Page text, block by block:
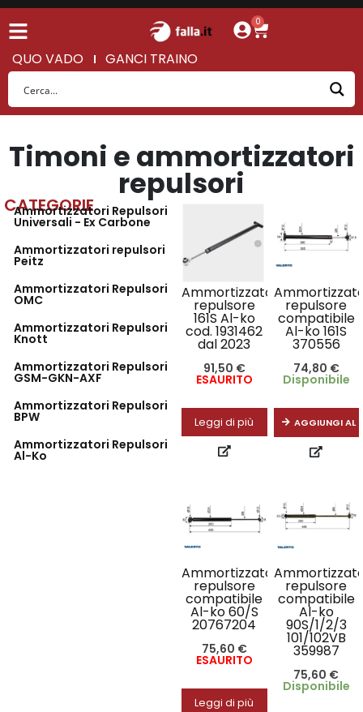
0
QUO VADO GANCI TRAINO
Timoni e ammortizzatori
repulsori
CATEGORIE
Ammortizzatori Repulsori
Universali - Ex Carbone
Ammortizzatori repulsori
Peitz
Ammortizzatori Repulsori
OMC
Ammortizzatori Repulsori
Knott
Ammortizzatori Repulsori
GSM-GKN-AXF
Ammortizzatori Repulsori
BPW
Ammortizzatori Repulsori
Al-Ko
Ammortizzatore
repulsore
161S Al-ko
cod. 1931462
dal 2023
91,50 €
ESAURITO
Leggi di più
repulsore
compatibile
Al-ko 161S
370556
74,80 €
Disponibile
AGGIUNGI AL
Ammortizzatore
repulsore
compatibile
Al-ko 60/S
20767204
75,60 €
ESAURITO
Leggi di più
repulsore
compatibile
Al-ko
90S/1/2/3
101/102VB
359987
75,60 €
Disponibile